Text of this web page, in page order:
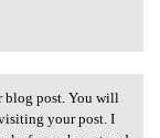
blog post. You will
your post. I